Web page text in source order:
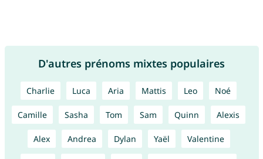
D'autres prénoms mixtes populaires
Charlie Luca Aria Mattis Leo Noé
Camille Sasha Tom Sam Quinn Alexis
Alex Andrea Dylan Yaël Valentine